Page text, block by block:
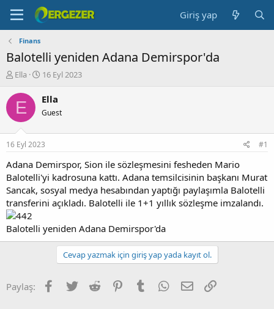
Giriş yap
Finans
Balotelli yeniden Adana Demirspor'da
K
n
b
u
u
b
a
l
a
t
a
n
Ella
B
ş
a
g
ı
ç
t
a
r
i
i
16 Eyl 2023
E Ella
Guest
16 Eyl 2023 #1
Adana Demirspor, Sion ile sözleşmesini fesheden Mario
Balotelli'yi kadrosuna kattı. Adana temsilcisinin başkanı Murat
Sancak, sosyal medya hesabından yaptığı paylaşımla Balotelli
transferini açıkladı. Balotelli ile 1+1 yıllık sözleşme imzalandı.
Balotelli yeniden Adana Demirspor'da
Cevap yazmak için giriş yap yada kayıt ol.
Paylaş: Facebook
Twitter Reddit PinterestTumblr WhatsApp
E-posta